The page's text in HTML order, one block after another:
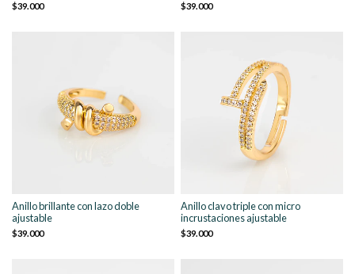
$39.000 $39.000
Anillo brillante con lazo doble
ajustable
$39.000
Anillo clavo triple con micro
incrustaciones ajustable
$39.000